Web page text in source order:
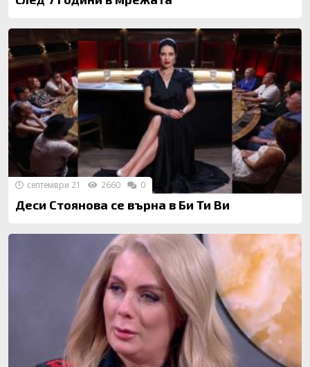
Деси Стоянова се върна в Би Ти Ви
септември 21 2660 0